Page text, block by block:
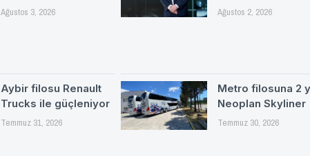
Ağustos 3, 2026 Ağustos 2, 2026
Aybir filosu Renault
Trucks ile güçleniyor
Temmuz 31, 2026
Metro filosuna 2
Neoplan Skyliner
Temmuz 30, 2026